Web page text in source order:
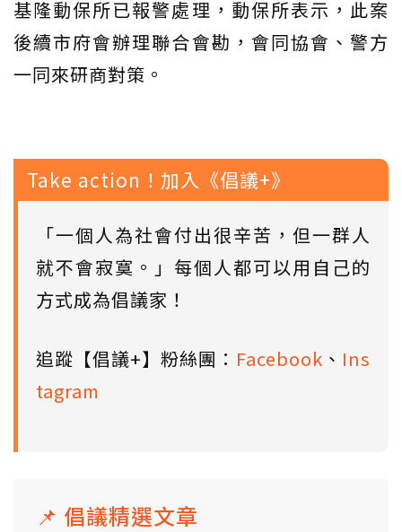
基隆動保所已報警處理，動保所表示，此案
後續市府會辦理聯合會勘，會同協會、警方
一同來研商對策。
Take action！加入《倡議+》
「一個人為社會付出很辛苦，但一群人
就不會寂寞。」每個人都可以用自己的
方式成為倡議家！
追蹤【倡議+】粉絲團： Facebook 、 Ins
tagram
📌 倡議精選文章